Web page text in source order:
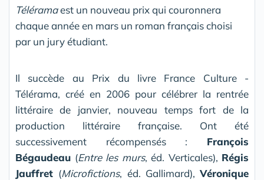
Téléramaest un nouveau prix qui couronnera
chaque année en mars un roman français choisi
par un jury étudiant.
Il succède au Prix du livre France Culture -
Télérama, créé en 2006 pour célébrer la rentrée
littéraire de janvier, nouveau temps fort de la
production littéraire française. Ont été
successivement récompensés : François
Bégaudeau (Entre les murs, éd. Verticales), Régis
Jauffret (Microfictions, éd. Gallimard), Véronique